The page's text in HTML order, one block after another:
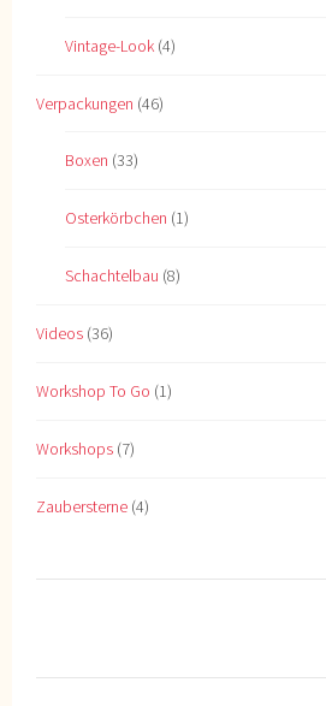
Vintage-Look (4)
Verpackungen (46)
Boxen (33)
Osterkörbchen (1)
Schachtelbau (8)
Videos (36)
Workshop To Go (1)
Workshops (7)
Zaubersterne (4)